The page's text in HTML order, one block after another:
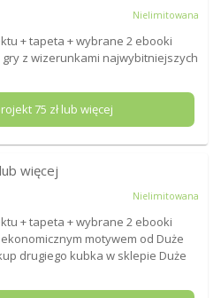
Nielimitowana
+ tapeta + wybrane 2 ebooki
z wizerunkami najwybitniejszych
75 zł lub więcej
więcej
Nielimitowana
+ tapeta + wybrane 2 ebooki
motywem od Duże
drugiego kubka w sklepie Duże